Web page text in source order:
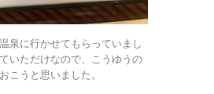
泉に行かせてもらっていまし
いただけなので、こうゆうの
こうと思いました。